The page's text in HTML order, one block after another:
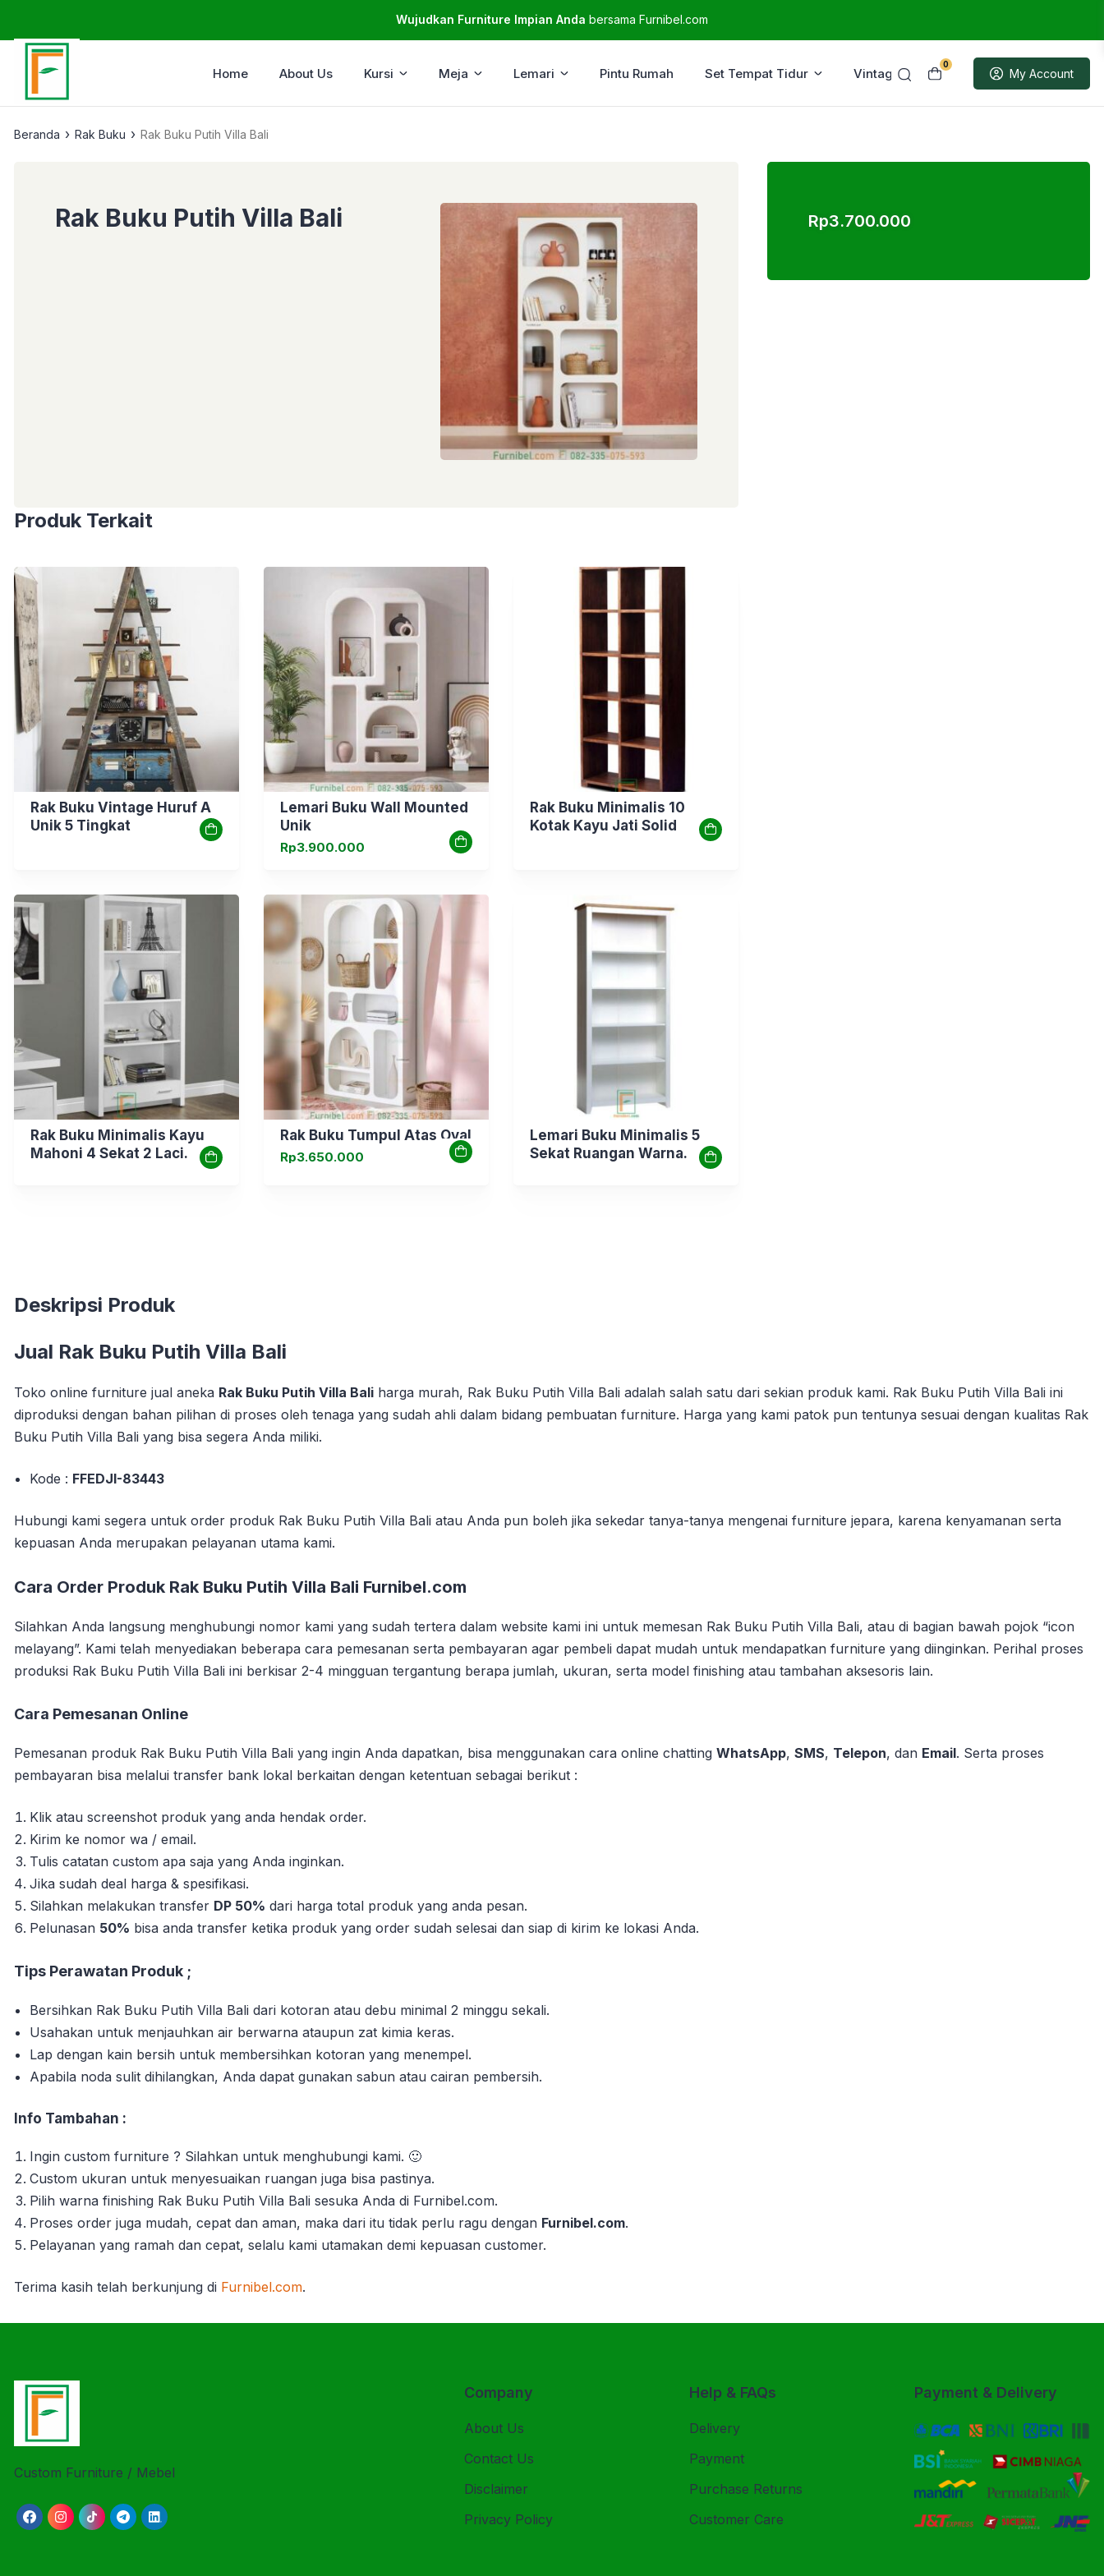
Wujudkan Furniture Impian Anda bersama Furnibel.com
0
My Account
Home About Us Kursi Meja Lemari Pintu Rumah Set Tempat Tidur Vintage Sample
Beranda › Rak Buku › Rak Buku Putih Villa Bali
Rak Buku Putih Villa Bali
Produk Terkait
Rak Buku Vintage Huruf A
Unik 5 Tingkat
Lemari Buku Wall Mounted
Unik
Rp3.900.000
Rak Buku Minimalis 10
Kotak Kayu Jati Solid
Rak Buku Minimalis Kayu
Mahoni 4 Sekat 2 Laci
Rak Buku Tumpul Atas Oval
Rp3.650.000
Lemari Buku Minimalis 5
Sekat Ruangan Warna
Rp3.700.000
Deskripsi Produk
Jual Rak Buku Putih Villa Bali
Toko online furniture jual aneka Rak Buku Putih Villa Bali harga murah, Rak Buku Putih Villa Bali adalah salah satu dari sekian produk kami. Rak Buku Putih Villa Bali ini
diproduksi dengan bahan pilihan di proses oleh tenaga yang sudah ahli dalam bidang pembuatan furniture. Harga yang kami patok pun tentunya sesuai dengan kualitas Rak
Buku Putih Villa Bali yang bisa segera Anda miliki.
Kode : FFEDJI-83443
Hubungi kami segera untuk order produk Rak Buku Putih Villa Bali atau Anda pun boleh jika sekedar tanya-tanya mengenai furniture jepara, karena kenyamanan serta
kepuasan Anda merupakan pelayanan utama kami.
Cara Order Produk Rak Buku Putih Villa Bali Furnibel.com
Silahkan Anda langsung menghubungi nomor kami yang sudah tertera dalam website kami ini untuk memesan Rak Buku Putih Villa Bali, atau di bagian bawah pojok “icon
melayang”. Kami telah menyediakan beberapa cara pemesanan serta pembayaran agar pembeli dapat mudah untuk mendapatkan furniture yang diinginkan. Perihal proses
produksi Rak Buku Putih Villa Bali ini berkisar 2-4 mingguan tergantung berapa jumlah, ukuran, serta model finishing atau tambahan aksesoris lain.
Cara Pemesanan Online
Pemesanan produk Rak Buku Putih Villa Bali yang ingin Anda dapatkan, bisa menggunakan cara online chatting WhatsApp, SMS, Telepon, dan Email. Serta proses
pembayaran bisa melalui transfer bank lokal berkaitan dengan ketentuan sebagai berikut :
Klik atau screenshot produk yang anda hendak order.
Kirim ke nomor wa / email.
Tulis catatan custom apa saja yang Anda inginkan.
Jika sudah deal harga & spesifikasi.
Silahkan melakukan transfer DP 50% dari harga total produk yang anda pesan.
Pelunasan 50% bisa anda transfer ketika produk yang order sudah selesai dan siap di kirim ke lokasi Anda.
Tips Perawatan Produk ;
Bersihkan Rak Buku Putih Villa Bali dari kotoran atau debu minimal 2 minggu sekali.
Usahakan untuk menjauhkan air berwarna ataupun zat kimia keras.
Lap dengan kain bersih untuk membersihkan kotoran yang menempel.
Apabila noda sulit dihilangkan, Anda dapat gunakan sabun atau cairan pembersih.
Info Tambahan :
Ingin custom furniture ? Silahkan untuk menghubungi kami. 🙂
Custom ukuran untuk menyesuaikan ruangan juga bisa pastinya.
Pilih warna finishing Rak Buku Putih Villa Bali sesuka Anda di Furnibel.com.
Proses order juga mudah, cepat dan aman, maka dari itu tidak perlu ragu dengan Furnibel.com.
Pelayanan yang ramah dan cepat, selalu kami utamakan demi kepuasan customer.
Terima kasih telah berkunjung di Furnibel.com.
Custom Furniture / Mebel
Company
About Us
Contact Us
Disclaimer
Privacy Policy
Help & FAQs
Delivery
Payment
Purchase Returns
Customer Care
Payment & Delivery